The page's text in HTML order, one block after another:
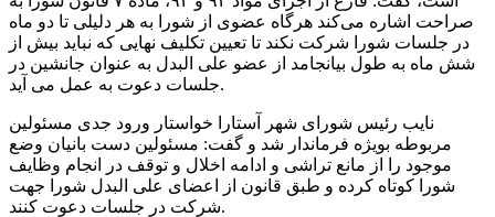
صراحت اشاره می‌کند هرگاه عضوی از شورا به هر دلیلی تا دو ماه
در جلسات شورا شرکت نکند تا تعیین تکلیف نهایی که نباید بیش از
شش ماه به طول بیانجامد از عضو علی البدل به عنوان جانشین در
جلسات دعوت به عمل می آید.
نایب رئیس شورای شهر آستارا خواستار ورود جدی مسئولین
مربوطه بویژه فرماندار شد و گفت: مسئولین دست بانیان وضع
موجود را از مانع تراشی و ادامه اخلال و توقف در انجام وظایف
شورا کوتاه کرده و طبق قانون از اعضای علی البدل شورا جهت
شرکت در جلسات دعوت کنند.